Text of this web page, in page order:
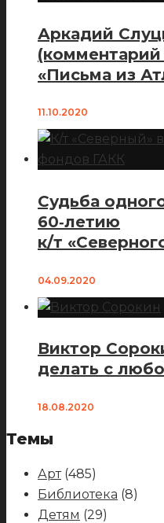
Аркадий
(комментарий
«Письма из
11.10.2020
Судьба
60‑летию
к/т
04.09.2020
Виктор
делать с
18.08.2020
Темы
Арт(485)
Библиотека (8)
Детям (29)